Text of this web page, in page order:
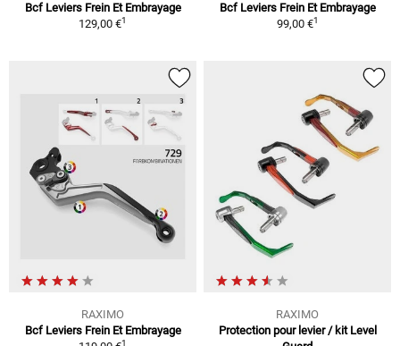
Bcf Leviers Frein Et Embrayage
129,00 €1
Bcf Leviers Frein Et Embrayage
99,00 €1
RAXIMO
Bcf Leviers Frein Et Embrayage
1
RAXIMO
Protection pour levier / kit Level